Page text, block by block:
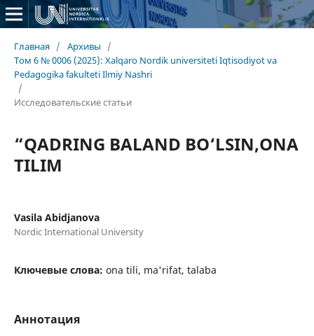
Главная / Архивы
/
Том 6 № 0006 (2025): Xalqaro Nordik universiteti Iqtisodiyot va
Pedagogika fakulteti Ilmiy Nashri
/
Исследовательские статьи
“QADRING BALAND BO‘LSIN,ONA
TILIM
Vasila Abidjanova
Nordic International University
Ключевые слова: ona tili, ma'rifat, talaba
Аннотация